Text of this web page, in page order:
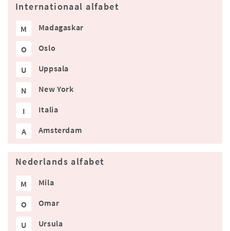
Internationaal alfabet
M Madagaskar
O Oslo
U Uppsala
N New York
I Italia
A Amsterdam
Nederlands alfabet
M Mila
O Omar
U Ursula